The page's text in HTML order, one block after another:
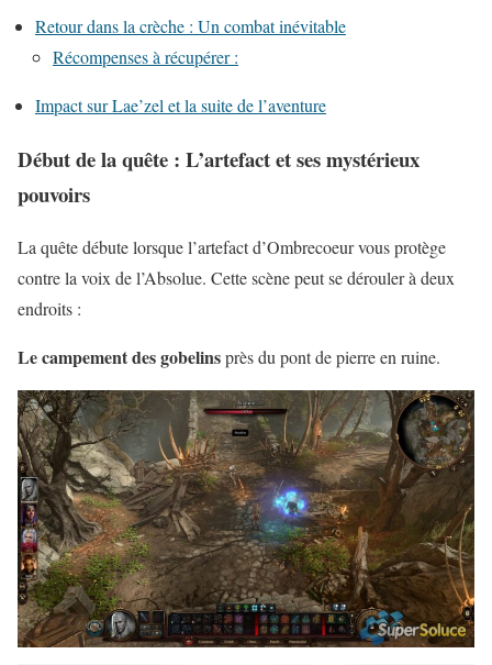
Retour dans la crèche : Un combat inévitable
Récompenses à récupérer :
Impact sur Lae’zel et la suite de l’aventure
Début de la quête : L’artefact et ses mystérieux
pouvoirs
La quête débute lorsque l’artefact d’Ombrecoeur vous protège
contre la voix de l’Absolue. Cette scène peut se dérouler à deux
endroits :
Le campement des gobelinsprès du pont de pierre en ruine.